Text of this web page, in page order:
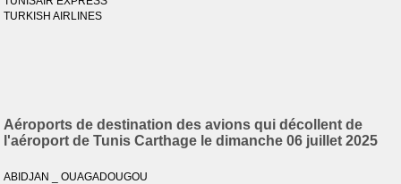
TURKISH AIRLINES
Aéroports de destination des avions qui décollent de
l'aéroport de Tunis Carthage le dimanche 06 juillet 2025
ABIDJAN _ OUAGADOUGOU